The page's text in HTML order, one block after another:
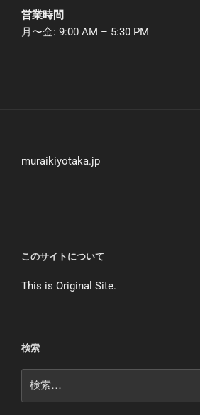
営業時間
月〜金: 9:00 AM – 5:30 PM
muraikiyotaka.jp
このサイトについて
This is Original Site.
検索
索: